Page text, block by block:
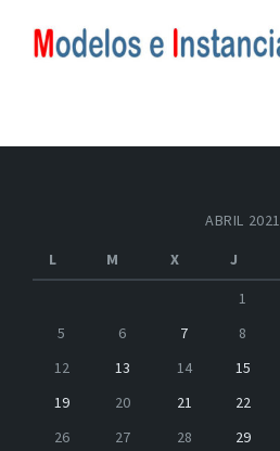
ABRIL 2021
L
M X J
1
5
6 7 8
12
13 14 15
19
20 21 22
26
27 28 29